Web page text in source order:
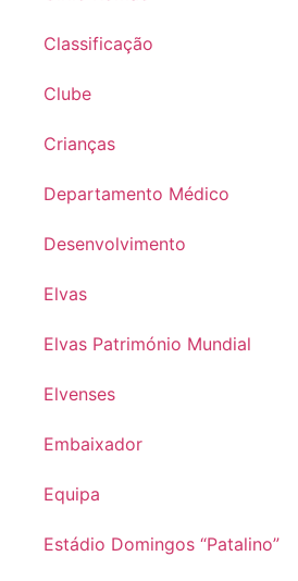
Classificação
Clube
Crianças
Departamento Médico
Desenvolvimento
Elvas
Elvas Património Mundial
Elvenses
Embaixador
Equipa
Estádio Domingos “Patalino”